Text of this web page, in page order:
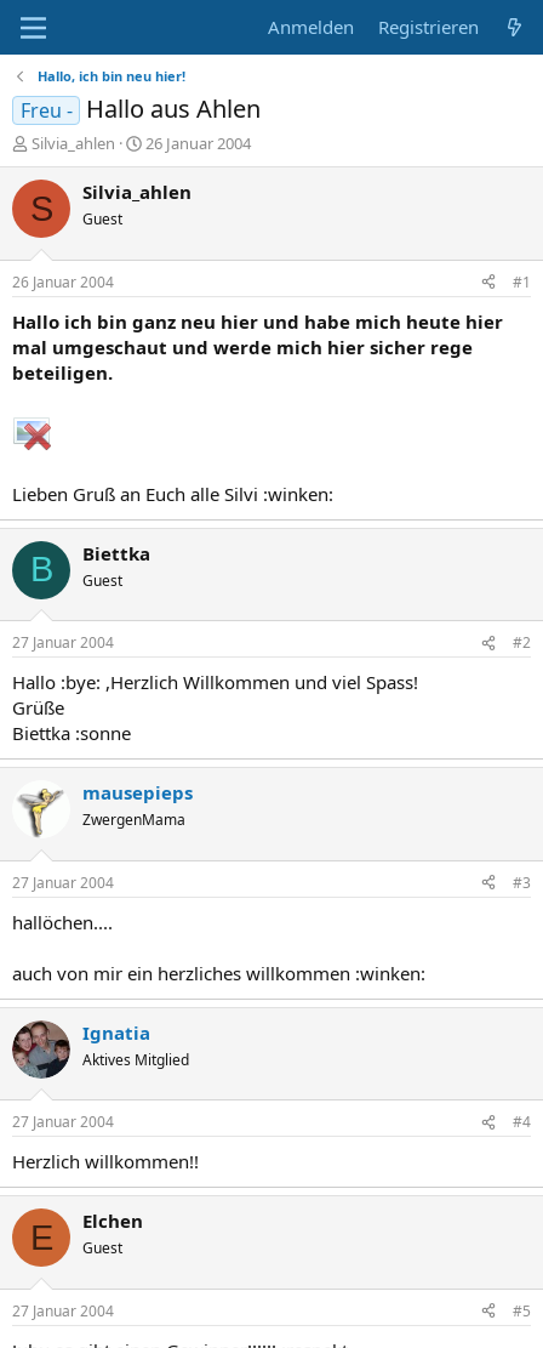
Anmelden Registrieren
Hallo, ich bin neu hier!
Freu - Hallo aus Ahlen
E
r
s
t
e
r
Silvia_ahlen
E
r
s
t
a
26 Januar 2004
S Silvia_ahlen
Guest
26 Januar 2004 #1
Hallo ich bin ganz neu hier und habe mich heute hier
mal umgeschaut und werde mich hier sicher rege
beteiligen.
Lieben Gruß an Euch alle Silvi :winken:
B Biettka
Guest
27 Januar 2004 #2
Hallo :bye: ,Herzlich Willkommen und viel Spass!
Grüße
Biettka :sonne
mausepieps
ZwergenMama
27 Januar 2004 #3
hallöchen....
auch von mir ein herzliches willkommen :winken:
Ignatia
Aktives Mitglied
27 Januar 2004 #4
Herzlich willkommen!!
E Elchen
Guest
27 Januar 2004 #5